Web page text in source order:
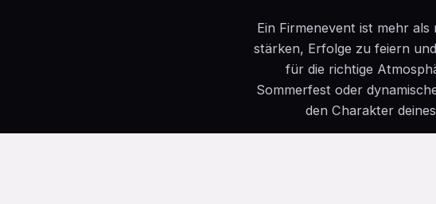
Ein Firmenevent ist mehr
stärken, Erfolge zu feiern
für die richtige
Sommerfest oder
den Charakter